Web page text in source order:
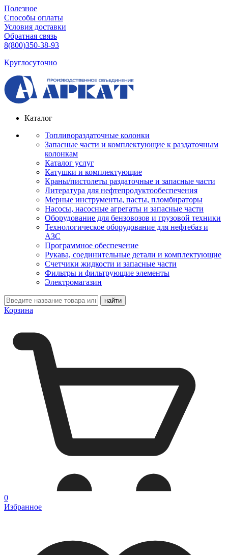
Полезное
Способы оплаты
Условия доставки
Обратная связь
8(800)350-38-93
Круглосуточно
Каталог
Топливораздаточные колонки
Запасные части и комплектующие к раздаточным
колонкам
Каталог услуг
Катушки и комплектующие
Краны/пистолеты раздаточные и запасные части
Литература для нефтепродуктообеспечения
Мерные инструменты, пасты, пломбираторы
Насосы, насосные агрегаты и запасные части
Оборудование для бензовозов и грузовой техники
Технологическое оборудование для нефтебаз и
АЗС
Программное обеспечение
Рукава, соединительные детали и комплектующие
Счетчики жидкости и запасные части
Фильтры и фильтрующие элементы
Электромагазин
Корзина
0
Избранное